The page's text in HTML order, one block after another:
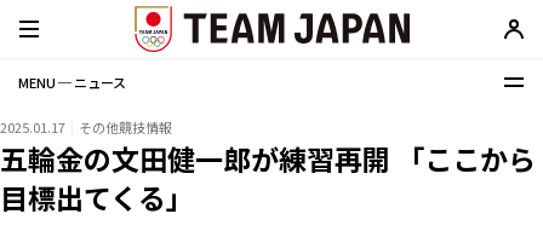
MENU ─ ニュース
2025.01.17 その他競技情報
五輪金の文田健一郎が練習再開 「ここから
目標出てくる」